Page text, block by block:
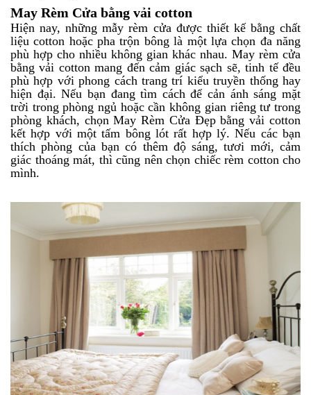
May Rèm Cửa bằng vải cotton
Hiện nay, những mẫy rèm cửa được thiết kế bằng chất
liệu cotton hoặc pha trộn bông là một lựa chọn đa năng
phù hợp cho nhiều không gian khác nhau. May rèm cửa
bằng vải cotton mang đến cảm giác sạch sẽ, tinh tế đều
phù hợp với phong cách trang trí kiểu truyền thống hay
hiện đại. Nếu bạn đang tìm cách để cản ánh sáng mặt
trời trong phòng ngủ hoặc cần không gian riêng tư trong
phòng khách, chọn May Rèm Cửa Đẹp bằng vải cotton
kết hợp với một tấm bông lót rất hợp lý. Nếu các bạn
thích phòng của bạn có thêm độ sáng, tươi mới, cảm
giác thoáng mát, thì cũng nên chọn chiếc rèm cotton cho
mình.